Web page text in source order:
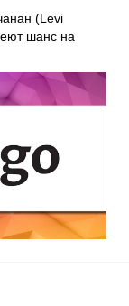
(Levi
шанс на